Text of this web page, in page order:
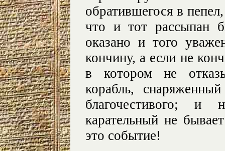
обратившегося в
что и тот рассыпан
оказано и того
кончину, а если не
в котором не
корабль,
благочестивого; и
карательный не
это событие!